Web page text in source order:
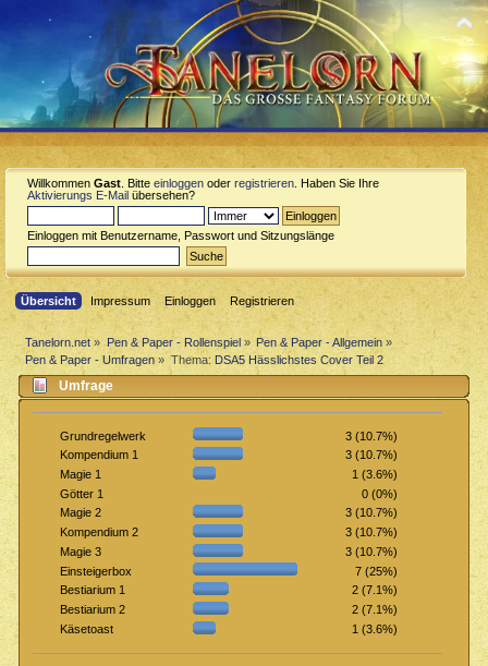
Willkommen Gast . Bitte einloggen oder registrieren . Haben Sie Ihre
Aktivierungs E-Mail übersehen?
Einloggen mit Benutzername, Passwort und Sitzungslänge
Übersicht Impressum Einloggen Registrieren
Tanelorn.net » Pen & Paper - Rollenspiel» Pen & Paper - Allgemein »
Pen & Paper - Umfragen » Thema: DSA5 Hässlichstes Cover Teil 2
Umfrage
Grundregelwerk
3 (10.7%)
Kompendium 1
3 (10.7%)
Magie 1
1 (3.6%)
Götter 1
0 (0%)
Magie 2
3 (10.7%)
Kompendium 2
3 (10.7%)
Magie 3
3 (10.7%)
Einsteigerbox
7 (25%)
Bestiarium 1
2 (7.1%)
Bestiarium 2
2 (7.1%)
Käsetoast
1 (3.6%)